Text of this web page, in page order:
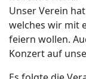
Unser Verein
welches wir mit
feiern wollen.
Konzert auf